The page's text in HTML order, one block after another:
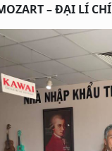
– ĐẠI LÍ